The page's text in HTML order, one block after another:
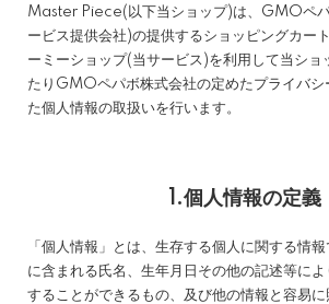
Master Piece(以下当ショップ)は、 GMOペ
ービス提供会社)の提供するショッピングカー
ーミーショップ(当サービス)を利用して当ショ
たりGMOペパボ株式会社の定めたプライバシ
た個人情報の取扱いを行います。
1.個人情報の定義
「個人情報」とは、生存する個人に関する情
に含まれる氏名、生年月日その他の記述等によ
することができるもの、及び他の情報と容易